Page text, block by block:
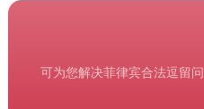
可为您解决菲律宾合法逗留